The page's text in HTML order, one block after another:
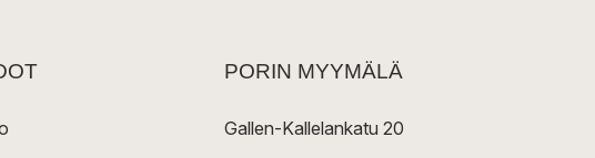
PORIN MYYMÄLÄ
Gallen-Kallelankatu 20